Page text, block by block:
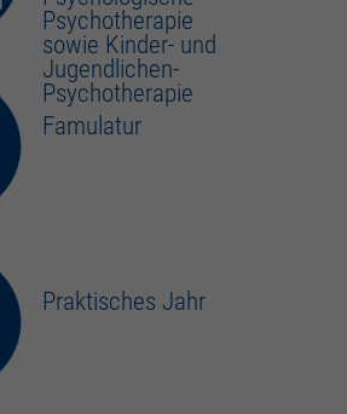
Psychotherapie
sowie Kinder- und
Jugendlichen-
Psychotherapie
Famulatur
Praktisches Jahr